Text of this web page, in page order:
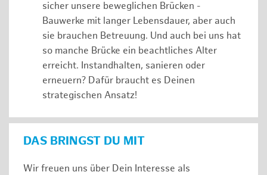
sicher unsere beweglichen Brücken -
Bauwerke mit langer Lebensdauer, aber auch
sie brauchen Betreuung. Und auch bei uns hat
so manche Brücke ein beachtliches Alter
erreicht. Instandhalten, sanieren oder
erneuern? Dafür braucht es Deinen
strategischen Ansatz!
DAS BRINGST DU MIT
Wir freuen uns über Dein Interesse als